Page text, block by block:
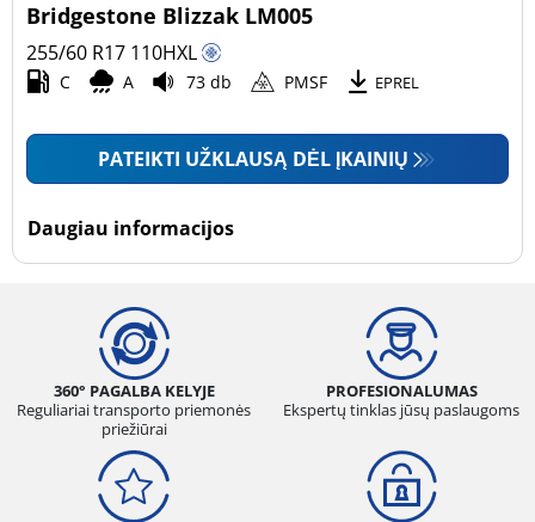
Bridgestone Blizzak LM005
255/60 R17 110HXL
C A 73 db PMSF EPREL
PATEIKTI UŽKLAUSĄ DĖL ĮKAINIŲ
Daugiau informacijos
360° PAGALBA KELYJE
Reguliariai transporto priemonės
priežiūrai
PROFESIONALUMAS
Ekspertų tinklas jūsų paslaugoms